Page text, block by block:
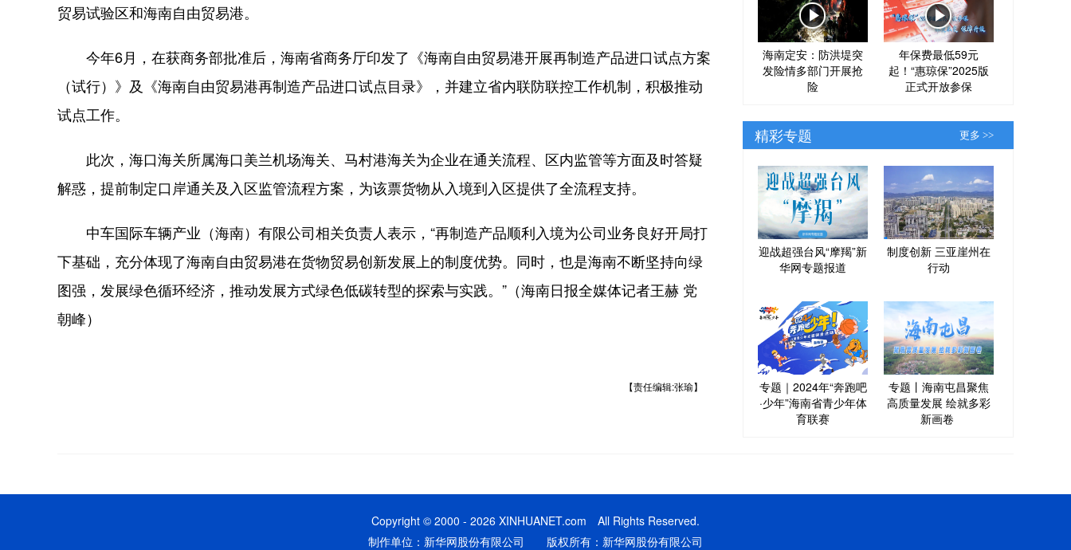
贸易试验区和海南自由贸易港。
今年6月，在获商务部批准后，海南省商务厅印发了《海南自由贸易港开展再制造产品进口试点方案
（试行）》及《海南自由贸易港再制造产品进口试点目录》，并建立省内联防联控工作机制，积极推动
试点工作。
此次，海口海关所属海口美兰机场海关、马村港海关为企业在通关流程、区内监管等方面及时答疑
解惑，提前制定口岸通关及入区监管流程方案，为该票货物从入境到入区提供了全流程支持。
中车国际车辆产业（海南）有限公司相关负责人表示，“再制造产品顺利入境为公司业务良好开局打
下基础，充分体现了海南自由贸易港在货物贸易创新发展上的制度优势。同时，也是海南不断坚持向绿
图强，发展绿色循环经济，推动发展方式绿色低碳转型的探索与实践。”（海南日报全媒体记者王赫 党
朝峰）
【责任编辑:张瑜】
海南定安：防洪堤突
发险情多部门开展抢
险
年保费最低59元
起！“惠琼保”2025版
正式开放参保
精彩专题 更多 >>
迎战超强台风“摩羯”新
华网专题报道
制度创新 三亚崖州在
行动
专题｜2024年“奔跑吧
·少年”海南省青少年体
育联赛
专题丨海南屯昌聚焦
高质量发展 绘就多彩
新画卷
Copyright © 2000 - 2026 XINHUANET.com All Rights Reserved.
制作单位：新华网股份有限公司 版权所有：新华网股份有限公司